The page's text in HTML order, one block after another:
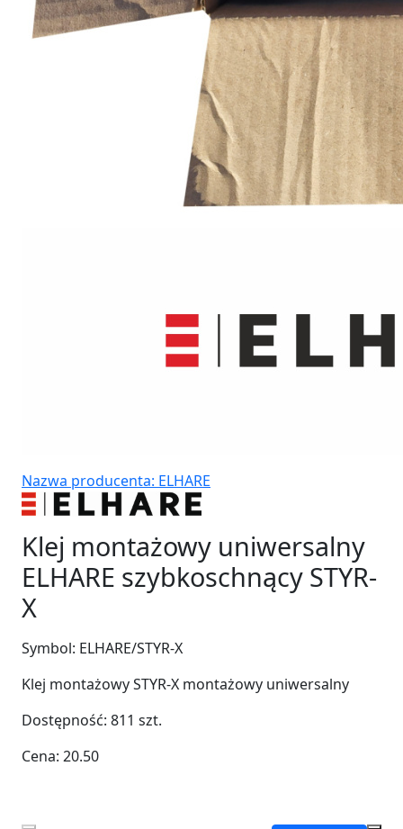
Nazwa producenta: ELHARE
Klej montażowy uniwersalny
ELHARE szybkoschnący STYR-
X
Symbol: ELHARE/STYR-X
Klej montażowy STYR-X montażowy uniwersalny
Dostępność: 811 szt.
Cena: 20.50